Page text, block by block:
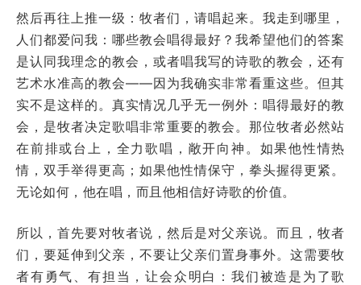
然后再往上推一级：牧者们，请唱起来。我走到哪里，
人们都爱问我：哪些教会唱得最好？我希望他们的答案
是认同我理念的教会，或者唱我写的诗歌的教会，还有
艺术水准高的教会——因为我确实非常看重这些。但其
实不是这样的。真实情况几乎无一例外：唱得最好的教
会，是牧者决定歌唱非常重要的教会。那位牧者必然站
在前排或台上，全力歌唱，敞开向神。如果他性情热
情，双手举得更高；如果他性情保守，拳头握得更紧。
无论如何，他在唱，而且他相信好诗歌的价值。
所以，首先要对牧者说，然后是对父亲说。而且，牧者
们，要延伸到父亲，不要让父亲们置身事外。这需要牧
者有勇气、有担当，让会众明白：我们被造是为了歌